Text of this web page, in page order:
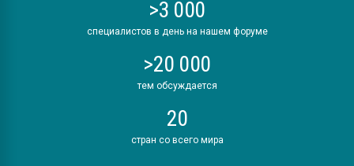
>3 000
специалистов в день на нашем форуме
>20 000
тем обсуждается
20
стран со всего мира